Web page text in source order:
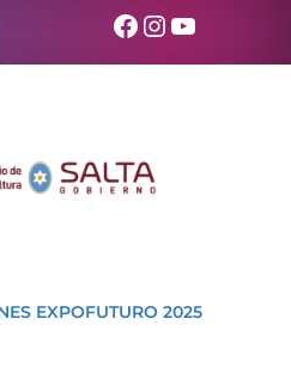
Facebook
Instagram
YouTube
EXPOFUTURO 2025